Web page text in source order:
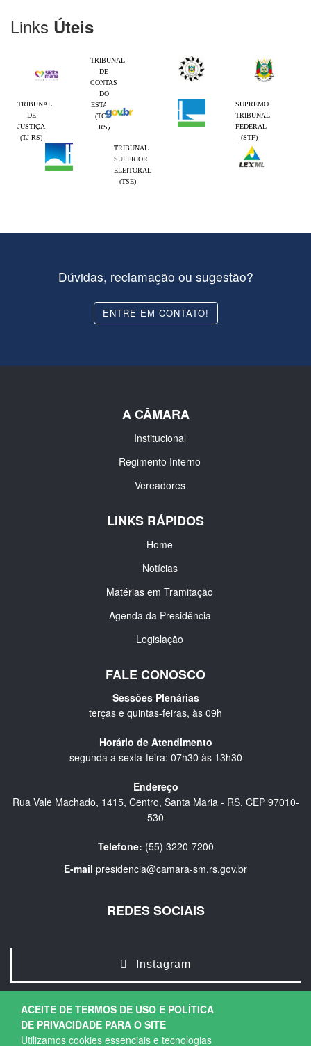
ACEITE DE TERMOS DE USO E POLÍTICA
DE PRIVACIDADE PARA O SITE
Utilizamos cookies essenciais e tecnologias
Links Úteis
TRIBUNAL
DE
CONTAS
DO
ESTADO
(TCE-
RS)
TRIBUNAL
DE
JUSTIÇA
(TJ-RS)
SUPREMO
TRIBUNAL
FEDERAL
(STF)
TRIBUNAL
SUPERIOR
ELEITORAL
(TSE)
Dúvidas, reclamação ou sugestão?
ENTRE EM CONTATO!
A CÂMARA
Institucional
Regimento Interno
Vereadores
LINKS RÁPIDOS
Home
Notícias
Matérias em Tramitação
Agenda da Presidência
Legislação
FALE CONOSCO
Sessões Plenárias
terças e quintas-feiras, às 09h
Horário de Atendimento
segunda a sexta-feira: 07h30 às 13h30
Endereço
Rua Vale Machado, 1415, Centro, Santa Maria - RS, CEP 97010-
530
Telefone: (55) 3220-7200
E-mail presidencia@camara-sm.rs.gov.br
REDES SOCIAIS
Instagram